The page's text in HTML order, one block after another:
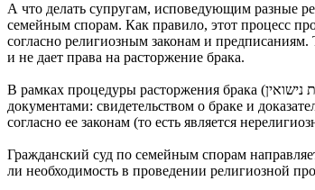
А что делать супругам, исповедующим разные
семейным спорам. Как правило, этот процесс
согласно религиозным законам и предписаниям.
и не дает права на расторжение брака.
В рамках процедуры расторжения брака (התרת נישואין) лицо, желающее подать на развод, должно обратиться в семейный гражданский суд с соответствующим заявлением и необходимыми
документами: свидетельством о браке и
согласно ее законам (то есть является
Гражданский суд по семейным спорам
ли необходимость в проведении религиозной